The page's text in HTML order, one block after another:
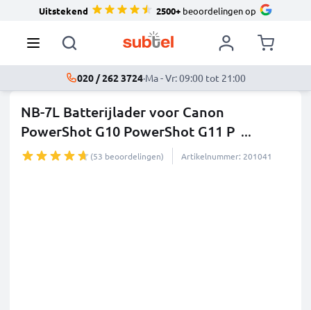
Uitstekend 2500+beoordelingen op
020 / 262 3724·Ma - Vr: 09:00 tot 21:00
NB-7L Batterijlader voor Canon
PowerShot G10 PowerShot G11 P ...
meer
(53 beoordelingen) Artikelnummer: 201041